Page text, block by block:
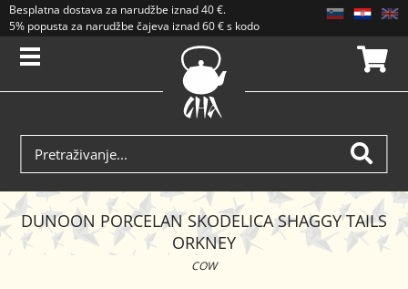
Besplatna dostava za narudžbe iznad40 €.
5% popusta za narudžbe čajeva iznad 60 € s kodom CAJ5. Popusti se ne
DUNOON PORCELAN SKODELICA SHAGGY TAILS
ORKNEY
COW